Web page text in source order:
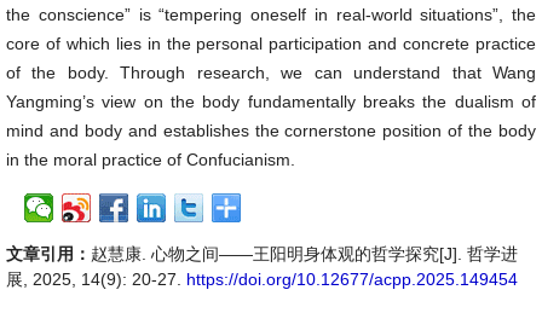
the conscience” is “tempering oneself in real-world situations”, the
core of which lies in the personal participation and concrete practice
of the body. Through research, we can understand that Wang
Yangming’s view on the body fundamentally breaks the dualism of
mind and body and establishes the cornerstone position of the body
in the moral practice of Confucianism.
文章引用： 赵慧康. 心物之间——王阳明身体观的哲学探究[J]. 哲学进
展, 2025, 14(9): 20-27. https://doi.org/10.12677/acpp.2025.149454